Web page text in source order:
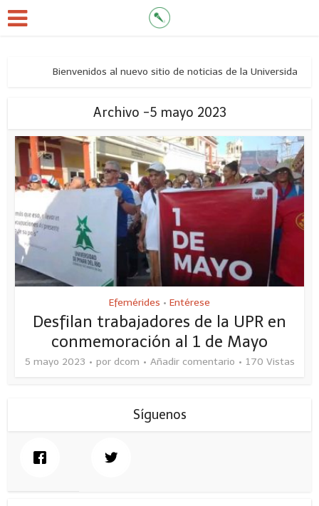
Bienvenidos al nuevo sitio de noticias de la Universidad de
Archivo -5 mayo 2023
Efemérides • Entérese
Desfilan trabajadores de la UPR en
conmemoración al 1 de Mayo
5 mayo 2023 por dcom Añadir comentario 170 Vistas
Síguenos